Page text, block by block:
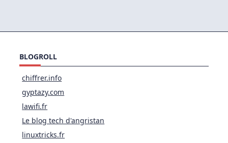
BLOGROLL
chiffrer.info
gyptazy.com
lawifi.fr
Le blog tech d'angristan
linuxtricks.fr